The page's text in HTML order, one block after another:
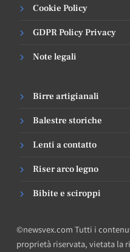
Cookie Policy
GDPR Policy Privacy
Note legali
Birre artigianali
Balestre storiche
Lenti a contatto
Riser arco legno
Bibite e sciroppi
©newsvex.com Tutti i
proprietà riservata, vietata la